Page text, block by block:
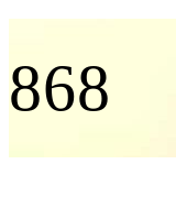
868